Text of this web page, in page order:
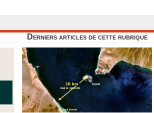
Derniers articles de cette rubrique